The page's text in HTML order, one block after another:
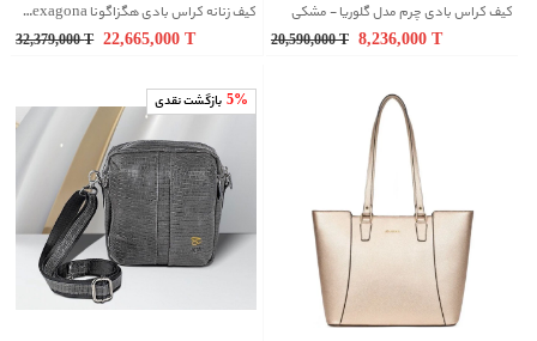
کیف زنانه کراس بادی هگزاگونا Hexagona کد 415495
32,379,000 T 22,665,000
کیف کراس بادی چرم مدل گلوریا - مشکی
20,590,000 T 8,236,000
5% بازگشت نقدی